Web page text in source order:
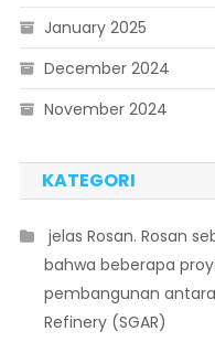
January 2025
December 2024
November 2024
KATEGORI
 jelas Rosan. Rosan
bahwa beberapa
pembangunan
Refinery (SGAR)